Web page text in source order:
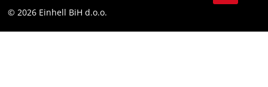
Compliance
YouТube
© 2026 Einhell BiH d.o.o.